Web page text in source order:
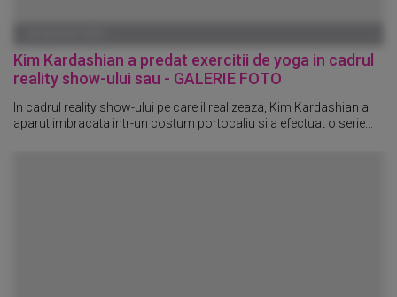
Kim Kardashian a predat exercitii de yoga in cadrul
reality show-ului sau - GALERIE FOTO
In cadrul reality show-ului pe care il realizeaza, Kim Kardashian a
aparut imbracata intr-un costum portocaliu si a efectuat o serie...